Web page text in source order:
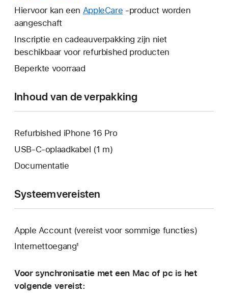
nieuw
venster
geopend.
wordt
nieuw
venster
geopend.
Hiervoor kan een AppleCare Hierdoor
er
een
-product worden
aangeschaft
Inscriptie en cadeauverpakking zijn niet
beschikbaar voor refurbished producten
Beperkte voorraad
Inhoud van de verpakking
Refurbished iPhone 16 Pro
USB‑C-oplaadkabel (1 m)
Documentatie
Systeemvereisten
Apple Account (vereist voor sommige functies)
Internettoegang¹
Voor synchronisatie met een Mac of pc is het
volgende vereist: